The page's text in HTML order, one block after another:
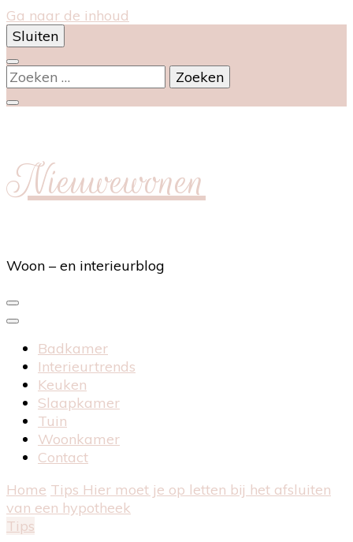
Ga naar de inhoud
Sluiten
Zoeken
naar:
Nieuwewonen
Woon – en interieurblog
Badkamer
Interieurtrends
Keuken
Slaapkamer
Tuin
Woonkamer
Contact
Home Tips Hier moet je op letten bij het afsluiten
van een hypotheek
Tips